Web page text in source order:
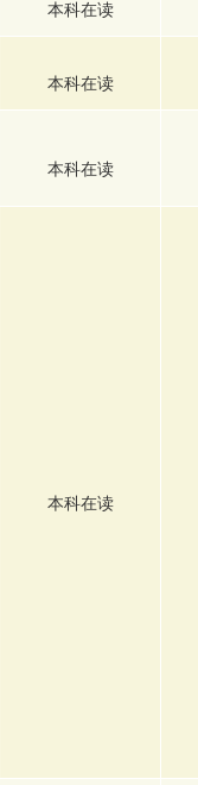
本科在读
本科在读
本科在读
本科在读